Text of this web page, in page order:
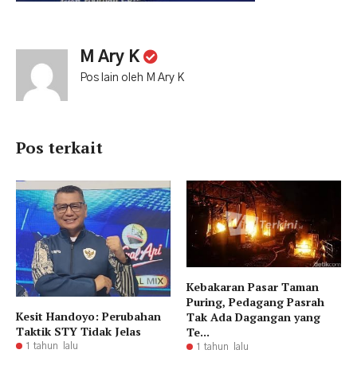
M Ary K
Pos lain oleh M Ary K
Pos terkait
Kesit Handoyo: Perubahan
Taktik STY Tidak Jelas
1 tahun lalu
Kebakaran Pasar Taman
Puring, Pedagang Pasrah
Tak Ada Dagangan yang
Te...
1 tahun lalu